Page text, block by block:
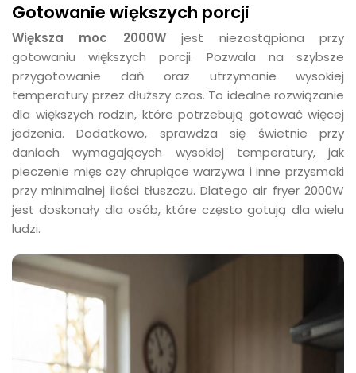
Gotowanie większych porcji
Większa moc 2000Wjest niezastąpiona przy
gotowaniu większych porcji. Pozwala na szybsze
przygotowanie dań oraz utrzymanie wysokiej
temperatury przez dłuższy czas. To idealne rozwiązanie
dla większych rodzin, które potrzebują gotować więcej
jedzenia. Dodatkowo, sprawdza się świetnie przy
daniach wymagających wysokiej temperatury, jak
pieczenie mięs czy chrupiące warzywa i inne przysmaki
przy minimalnej ilości tłuszczu. Dlatego air fryer 2000W
jest doskonały dla osób, które często gotują dla wielu
ludzi.